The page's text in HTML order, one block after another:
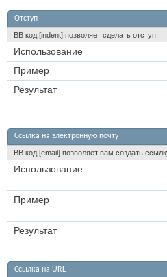
Отступ
BB код [indent] позволяет сделать отступ.
Использование
Пример
Результат
Ссылка на электронную почту
BB код [email] позволяет вам создать
Использование
Пример
Результат
Ссылка на URL